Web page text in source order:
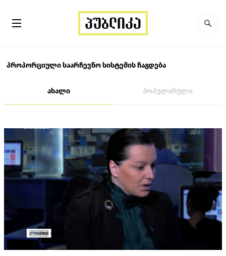
პროპორციული საარჩევნო სისტემის ჩაგდება
ახალი პოპულარული